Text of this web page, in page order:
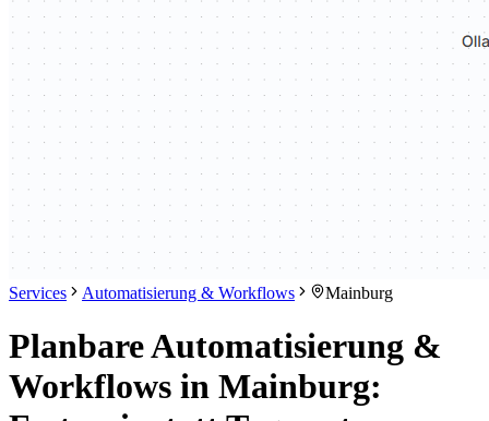
Services Automatisierung & Workflows Mainburg
Planbare Automatisierung &
Workflows in Mainburg: